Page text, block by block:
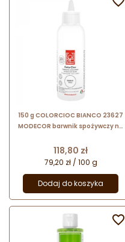
150 g COLORCIOC BIANCO 23627
MODECOR barwnik spożywczy na
Cena
118,80 zł
79,20 zł / 100 g
Dodaj do koszyka
